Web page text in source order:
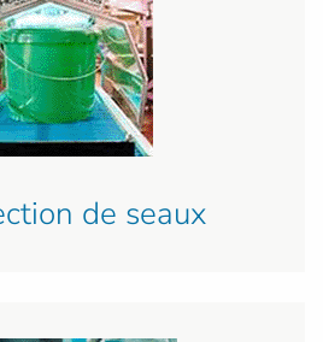
de seaux